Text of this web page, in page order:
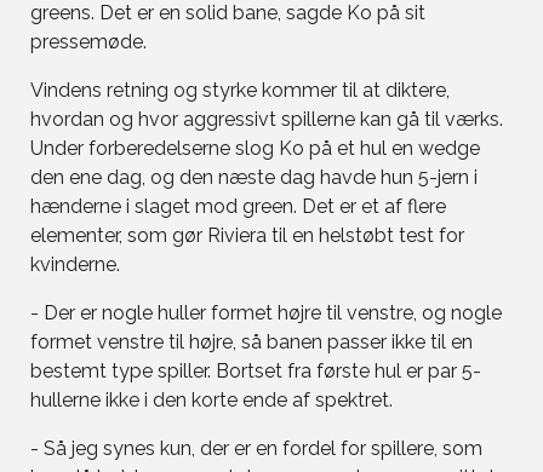
greens. Det er en solid bane, sagde Ko på sit
pressemøde.
Vindens retning og styrke kommer til at diktere,
hvordan og hvor aggressivt spillerne kan gå til værks.
Under forberedelserne slog Ko på et hul en wedge
den ene dag, og den næste dag havde hun 5-jern i
hænderne i slaget mod green. Det er et af flere
elementer, som gør Riviera til en helstøbt test for
kvinderne.
- Der er nogle huller formet højre til venstre, og nogle
formet venstre til højre, så banen passer ikke til en
bestemt type spiller. Bortset fra første hul er par 5-
hullerne ikke i den korte ende af spektret.
- Så jeg synes kun, der er en fordel for spillere, som